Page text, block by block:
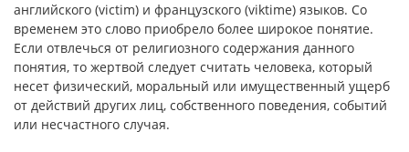
английского (victim) и французского (viktime) языков. Со
временем это слово приобрело более широкое понятие.
Если отвлечься от религиозного содержания данного
понятия, то жертвой следует считать человека, который
несет физический, моральный или имущественный ущерб
от действий других лиц, собственного поведения, событий
или несчастного случая.